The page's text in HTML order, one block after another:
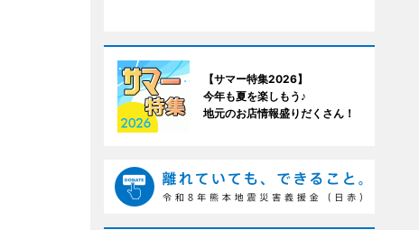
【サマー特集2026】
今年も夏を楽しもう♪
地元のお店情報盛りだくさん！